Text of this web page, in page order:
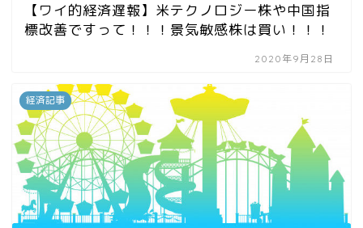
【ワイ的経済遅報】米テクノロジー株や中国指
標改善ですって！！！景気敏感株は買い！！！
2020年9月28日
経済記事